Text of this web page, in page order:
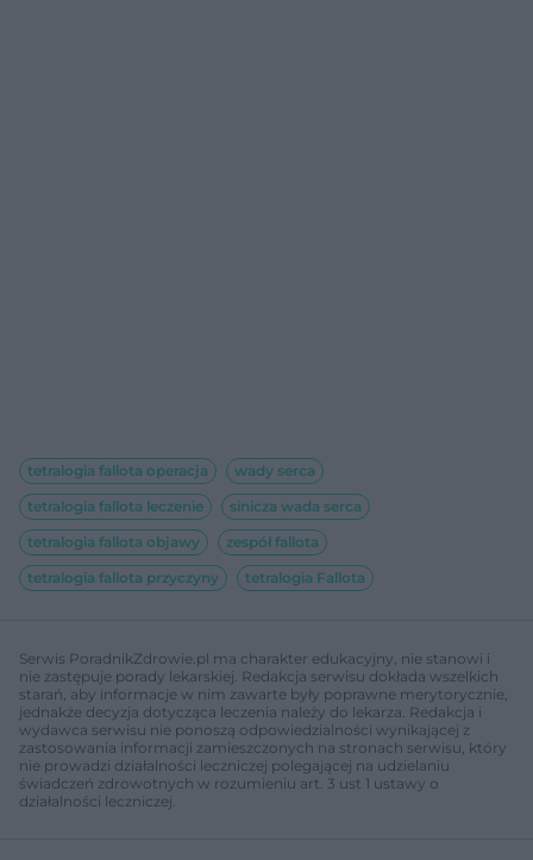
tetralogia fallota operacja
wady serca
tetralogia fallota leczenie
sinicza wada serca
tetralogia fallota objawy
zespół fallota
tetralogia fallota przyczyny
tetralogia Fallota
Serwis PoradnikZdrowie.pl ma charakter edukacyjny, nie stanowi i
nie zastępuje porady lekarskiej. Redakcja serwisu dokłada wszelkich
starań, aby informacje w nim zawarte były poprawne merytorycznie,
jednakże decyzja dotycząca leczenia należy do lekarza. Redakcja i
wydawca serwisu nie ponoszą odpowiedzialności wynikającej z
zastosowania informacji zamieszczonych na stronach serwisu, który
nie prowadzi działalności leczniczej polegającej na udzielaniu
świadczeń zdrowotnych w rozumieniu art. 3 ust 1 ustawy o
działalności leczniczej.